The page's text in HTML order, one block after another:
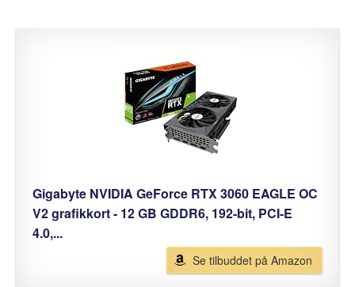
Gigabyte NVIDIA GeForce RTX 3060 EAGLE OC
V2 grafikkort - 12 GB GDDR6, 192-bit, PCI-E
4.0,...
Se tilbuddet på Amazon